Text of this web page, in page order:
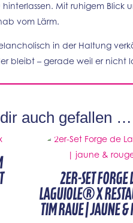
Mit ruhigem Blick
vom Lärm.
in der Haltung
bleibt – gerade weil er nicht
auch gefallen …
2er-Set Forge
Laguiole® x
TIM RAUE | jaune